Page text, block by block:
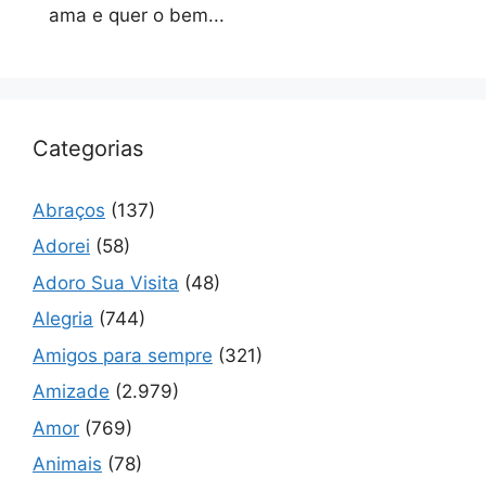
ama e quer o bem...
Categorias
Abraços (137)
Adorei (58)
Adoro Sua Visita (48)
Alegria (744)
Amigos para sempre (321)
Amizade (2.979)
Amor (769)
Animais (78)